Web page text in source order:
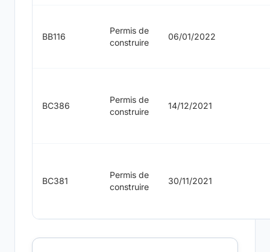
BB116
Permis de
construire
06/01/2022
BC386
Permis de
construire
14/12/2021
BC381
Permis de
construire
30/11/2021